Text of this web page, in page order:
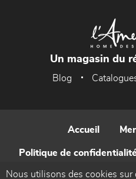
Un magasin du
Blog
Accueil
Politique de confidentialité
Nous utilisons des cookies sur